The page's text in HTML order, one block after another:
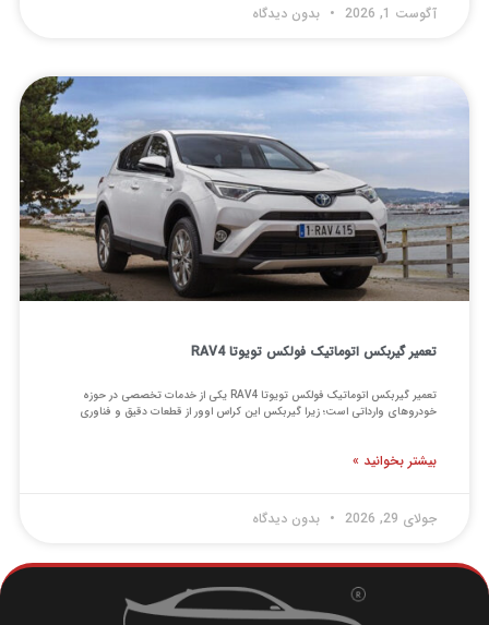
آگوست 1, 2026 بدون دیدگاه
تعمیر گیربکس اتوماتیک فولکس تویوتا RAV4
تعمیر گیربکس اتوماتیک فولکس تویوتا RAV4 یکی از خدمات تخصصی در حوزه
خودروهای وارداتی است؛ زیرا گیربکس این کراس اوور از قطعات دقیق و فناوری
بیشتر بخوانید »
بدون دیدگاه